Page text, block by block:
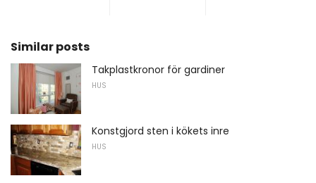
Similar posts
Takplastkronor för gardiner
HUS
Konstgjord sten i kökets inre
HUS